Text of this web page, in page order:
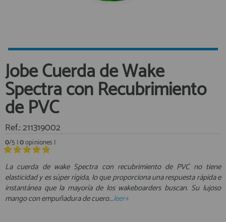
Libros
Mantenimiento y Limpieza
Motonautica
Motores
Navegacion
Neveras y Termos
Seguridad
Vela y Maniobra
Pesca
registro cliente
Área profesionales
Regístrate y aprovecha los descuentos y ventajas de ser
Profesional de la Náutica
Jobe Cuerda de Wake
Spectra con Recubrimiento
de PVC
Ref.: 211319002
0/5 |0opiniones |
La cuerda de wake Spectra con recubrimiento de PVC no tiene
elasticidad y es súper rígida, lo que proporciona una respuesta rápida e
instantánea que la mayoría de los wakeboarders buscan. Su lujoso
mango con empuñadura de cuero...leer+